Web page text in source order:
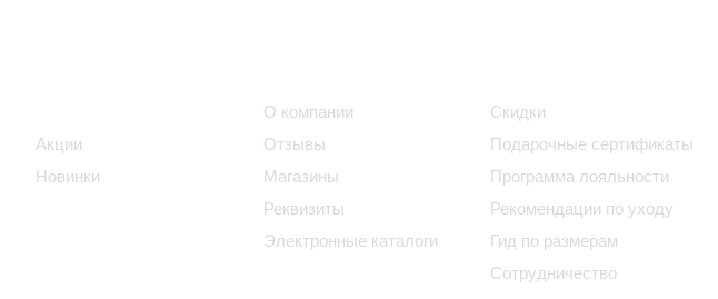
Акции
Новинки
О компании
Отзывы
Магазины
Реквизиты
Электронные каталоги
Скидки
Подарочные сертификаты
Программа лояльности
Рекомендации по уходу
Гид по размерам
Сотрудничество